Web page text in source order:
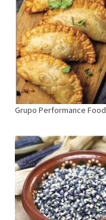
Grupo Performance Food